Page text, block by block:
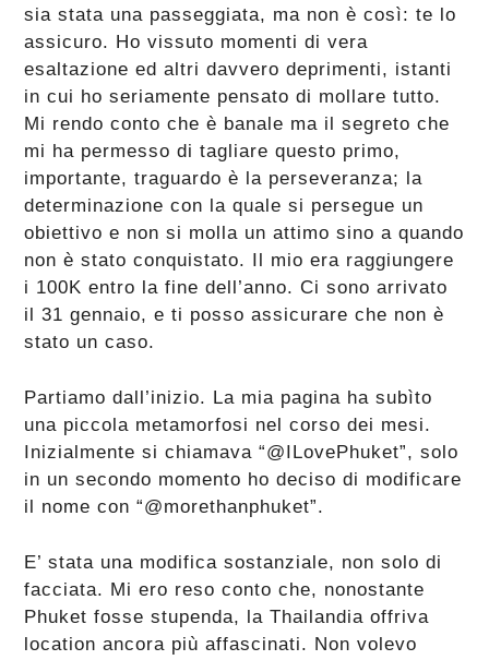
sia stata una passeggiata, ma non è così: te lo
assicuro. Ho vissuto momenti di vera
esaltazione ed altri davvero deprimenti, istanti
in cui ho seriamente pensato di mollare tutto.
Mi rendo conto che è banale ma il segreto che
mi ha permesso di tagliare questo primo,
importante, traguardo è la perseveranza; la
determinazione con la quale si persegue un
obiettivo e non si molla un attimo sino a quando
non è stato conquistato. Il mio era raggiungere
i 100K entro la fine dell’anno. Ci sono arrivato
il 31 gennaio, e ti posso assicurare che non è
stato un caso.
Partiamo dall’inizio. La mia pagina ha subìto
una piccola metamorfosi nel corso dei mesi.
Inizialmente si chiamava “@ILovePhuket”, solo
in un secondo momento ho deciso di modificare
il nome con “@morethanphuket”.
E’ stata una modifica sostanziale, non solo di
facciata. Mi ero reso conto che, nonostante
Phuket fosse stupenda, la Thailandia offriva
location ancora più affascinati. Non volevo